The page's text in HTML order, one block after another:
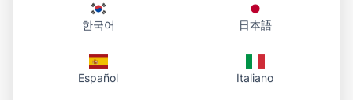
Lahat ng device
– PC, tablet, phone
한국어 日本語
Español Italiano